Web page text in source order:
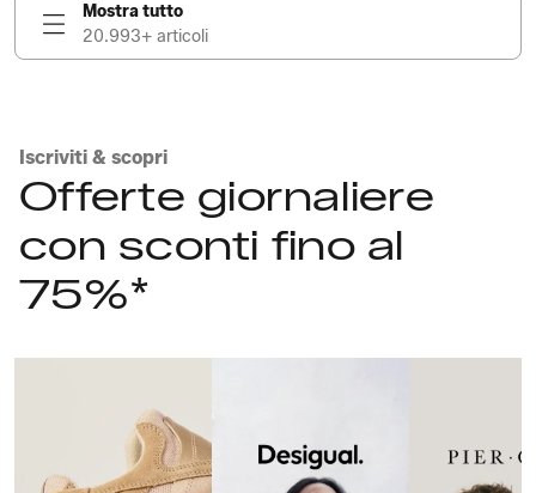
Mostra tutto
20.993+ articoli
Iscriviti & scopri
Offerte giornaliere
con sconti fino al
75%*